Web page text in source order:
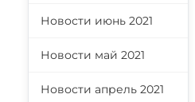
Новости июнь 2021
Новости май 2021
Новости апрель 2021